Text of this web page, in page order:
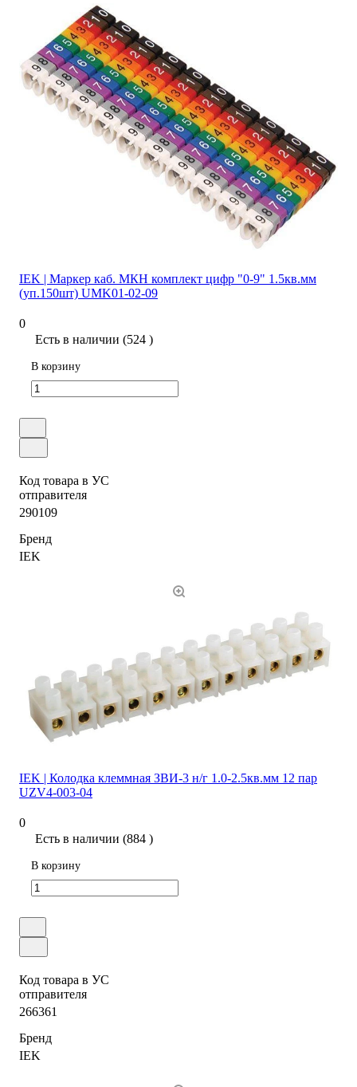
IEK | Маркер каб. МКН комплект цифр "0-9" 1.5кв.мм
(уп.150шт) UMK01-02-09
0
Есть в наличии (524 )
В корзину
Код товара в УС
отправителя
290109
Бренд
IEK
IEK | Колодка клеммная ЗВИ-3 н/г 1.0-2.5кв.мм 12 пар
UZV4-003-04
0
Есть в наличии (884 )
В корзину
Код товара в УС
отправителя
266361
Бренд
IEK